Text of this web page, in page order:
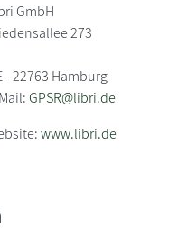
GmbH
273
- 22763 Hamburg
GPSR@libri.de
www.libri.de